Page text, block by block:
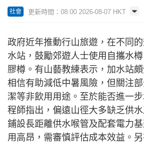
社會 更新時間：08:00 2026-08-07 HKT
政府近年推動行山旅遊，在不同
水站，鼓勵郊遊人士使用自攜水
膠樽。有山藝教練表示，加水站
相信有助減低中暑風險，但關注
潔等非飲用用途。至於能否進一
程師指出，偏遠山徑大多缺乏供
鋪設長距離供水喉管及配套電力
用高昂，需審慎評估成本效益。